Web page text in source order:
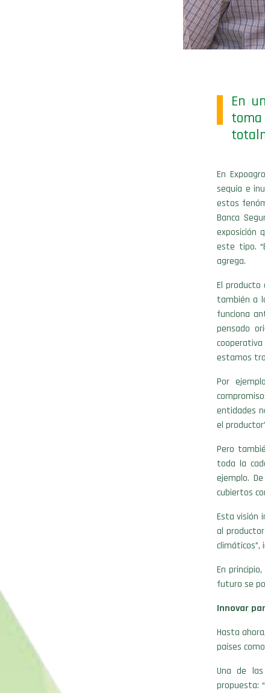
En
En
sequía e
estos
Banca
exposición
este tipo.
agrega.
El producto
también a
funciona
pensado
estamos
Por
entidades
el
Pero
toda la
ejemplo.
cubiertos
Esta visión
al
climáticos”,
En
futuro se
Innovar
Hasta
países
Una de
propuesta: